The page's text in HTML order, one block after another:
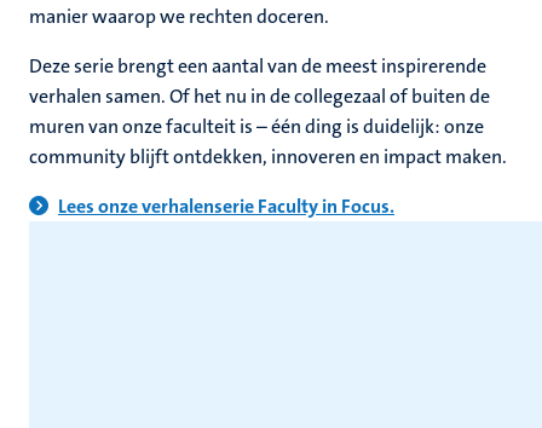
manier waarop we rechten doceren.
Deze serie brengt een aantal van de meest inspirerende
verhalen samen. Of het nu in de collegezaal of buiten de
muren van onze faculteit is – één ding is duidelijk: onze
community blijft ontdekken, innoveren en impact maken.
Lees onze verhalenserie Faculty in Focus.